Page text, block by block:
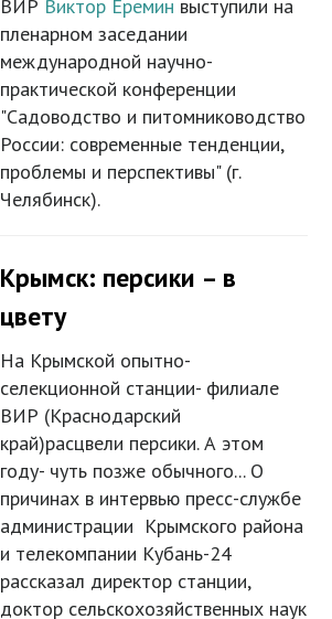
ВИР Виктор Еремин выступили на
пленарном заседании
международной научно-
практической конференции
"Садоводство и питомниководство
России: современные тенденции,
проблемы и перспективы" (г.
Челябинск).
Крымск: персики – в
цвету
На Крымской опытно-
селекционной станции- филиале
ВИР (Краснодарский
край)расцвели персики. А этом
году- чуть позже обычного... О
причинах в интервью пресс-службе
администрации Крымского района
и телекомпании Кубань-24
рассказал директор станции,
доктор сельскохозяйственных наук